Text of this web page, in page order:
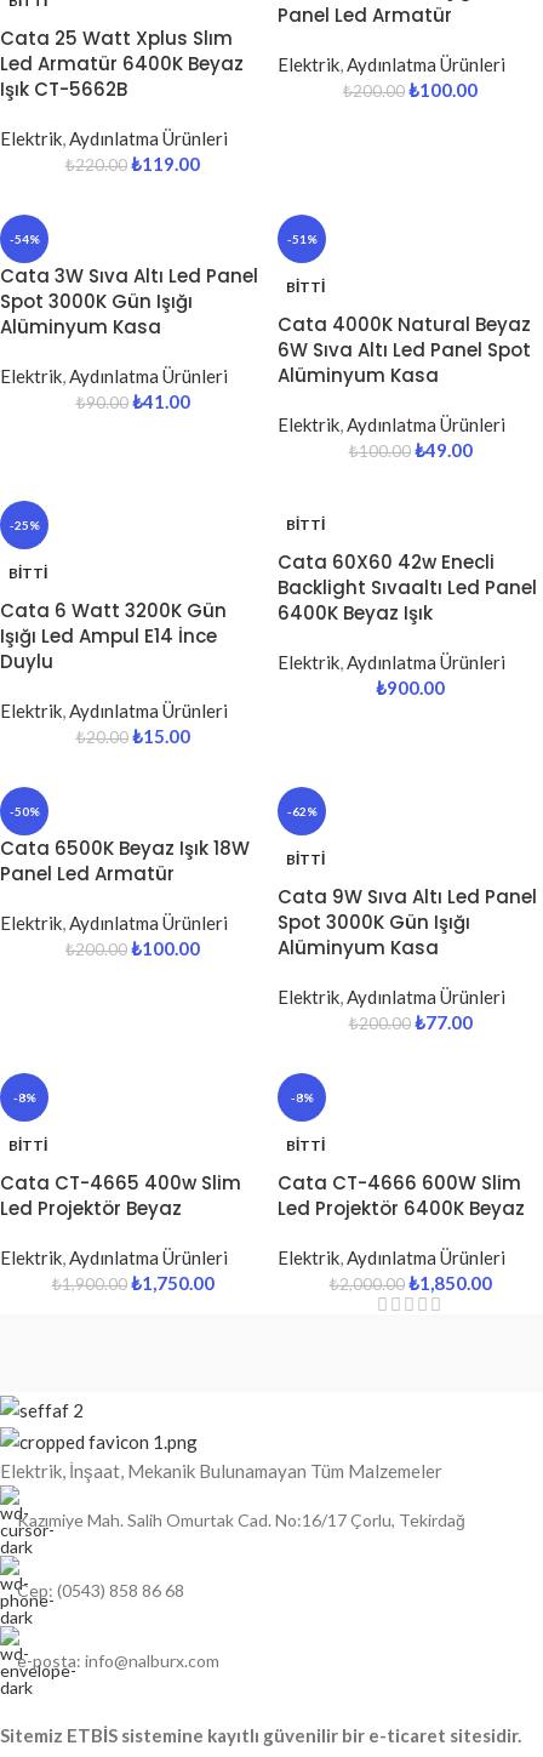
Cata 25 Watt Xplus Slım
Led Armatür 6400K Beyaz
Işık CT-5662B
Elektrik,Aydınlatma Ürünleri
₺220.00₺119.00
Panel Led Armatür
Elektrik,Aydınlatma Ürünleri
₺200.00₺100.00
-54%
Cata 3W Sıva Altı Led Panel
Spot 3000K Gün Işığı
Alüminyum Kasa
Elektrik,Aydınlatma Ürünleri
₺90.00 ₺41.00
-51%
BITTI
Cata 4000K Natural Beyaz
6W Sıva Altı Led Panel Spot
Alüminyum Kasa
Elektrik,Aydınlatma Ürünleri
₺100.00 ₺49.00
-25%
BITTI
Cata 6 Watt 3200K Gün
Işığı Led Ampul E14 İnce
Duylu
Elektrik,Aydınlatma Ürünleri
₺20.00 ₺15.00
BITTI
Cata 60X60 42w Enecli
Backlight Sıvaaltı Led Panel
6400K Beyaz Işık
Elektrik,Aydınlatma Ürünleri
₺900.00
-50%
Cata 6500K Beyaz Işık 18W
Panel Led Armatür
Elektrik,Aydınlatma Ürünleri
₺200.00₺100.00
-62%
BITTI
Cata 9W Sıva Altı Led Panel
Spot 3000K Gün Işığı
Alüminyum Kasa
Elektrik,Aydınlatma Ürünleri
₺200.00 ₺77.00
-8%
BITTI
Cata CT-4665 400w Slim
Led Projektör Beyaz
Elektrik,Aydınlatma Ürünleri
₺1,900.00 ₺1,750.00
-8%
BITTI
Cata CT-4666 600W Slim
Led Projektör 6400K Beyaz
Elektrik,Aydınlatma Ürünleri
₺2,000.00 ₺1,850.00
Elektrik, İnşaat, Mekanik Bulunamayan Tüm Malzemeler
Kazımiye Mah. Salih Omurtak Cad. No:16/17 Çorlu, Tekirdağ
Cep: (0543) 858 86 68
e-posta: info@nalburx.com
Sitemiz ETBİS sistemine kayıtlı güvenilir bir e-ticaret sitesidir.